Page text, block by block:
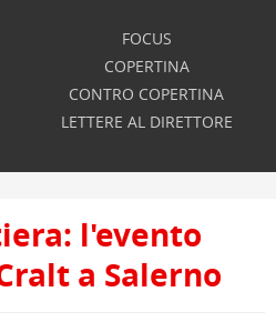
FOCUS
COPERTINA
CONTRO COPERTINA
LETTERE AL DIRETTORE
l'evento
a Salerno